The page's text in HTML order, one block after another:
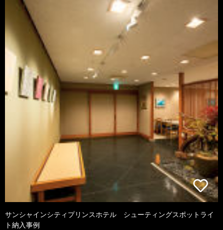
サンシャインシティプリンスホテル シューティングスポットライ
ト納入事例